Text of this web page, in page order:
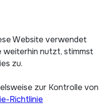
Website verwendet
weiterhin nutzt, stimmst
zu.
zur Kontrolle von
Richtlinie